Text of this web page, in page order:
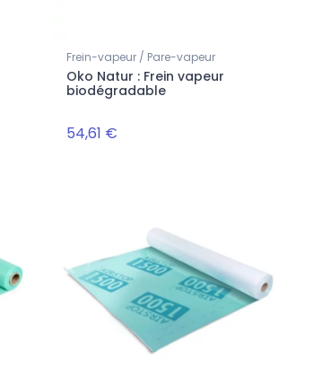
Frein-vapeur / Pare-vapeur
Oko Natur : Frein vapeur
biodégradable
54,61 €